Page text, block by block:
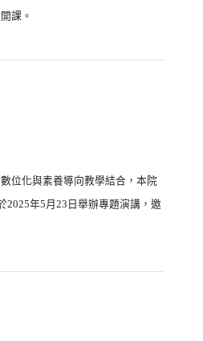
課。
另開新視窗）
位化與素養導向教學結合，本院
2025年5月23日舉辦專題演講，邀